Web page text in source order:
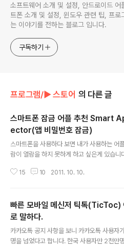
소프트웨어 소개 및 설정, 안드로이드 어
트폰 소개 및 설정, 윈도우 관련 팁, 프로
는 이야기를 전하는 블로그 입니다.
구독하기
프로그램/► 스토어 의 다른 글
스마트폰 잠금 어플 추천 Smart
ector(앱 비밀번호 잠금)
스마트폰을 사용하다 보면 내가 사용하는 어
람이 열람을 하지 못하게 하고 싶은게 있습니
사적이라 우연이라도 남이 내 휴대폰을 볼때
다 보니 딱히 암호를 걸어 둘만한게 없었죠.
스마트폰이 대세인 관계로 거의 대부분의 개인
마트폰에 있는 경우가 많습니다. 아마도 클라
화가 되면 더욱더 암호를 걸고 싶은 것들이 많
다. 그래서 어플 잠금 앱을 한번 찾아 봤는데
15 10 2011. 10. 10.
빠른 모바일 메신저 틱톡(TicToc)
로 말하다.
카카오톡 공지 사항을 보니 카카오톡 사용자
명을 넘었다고 합니다. 한국 사용자만 2천만